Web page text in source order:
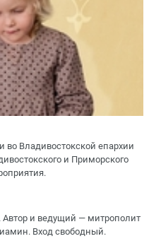
во Владивостокской епархии
и Приморского
. Автор и ведущий — митрополит
Вход свободный.